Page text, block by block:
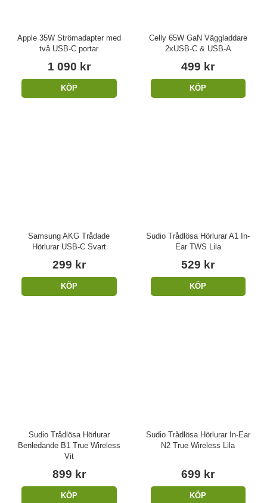
Apple 35W Strömadapter med
två USB-C portar
1 090 kr
KÖP
Celly 65W GaN Väggladdare
2xUSB-C & USB-A
499 kr
KÖP
Samsung AKG Trådade
Hörlurar USB-C Svart
299 kr
KÖP
Sudio Trådlösa Hörlurar A1 In-
Ear TWS Lila
529 kr
KÖP
Sudio Trådlösa Hörlurar
Benledande B1 True Wireless
Vit
899 kr
KÖP
Sudio Trådlösa Hörlurar In-Ear
N2 True Wireless Lila
699 kr
KÖP